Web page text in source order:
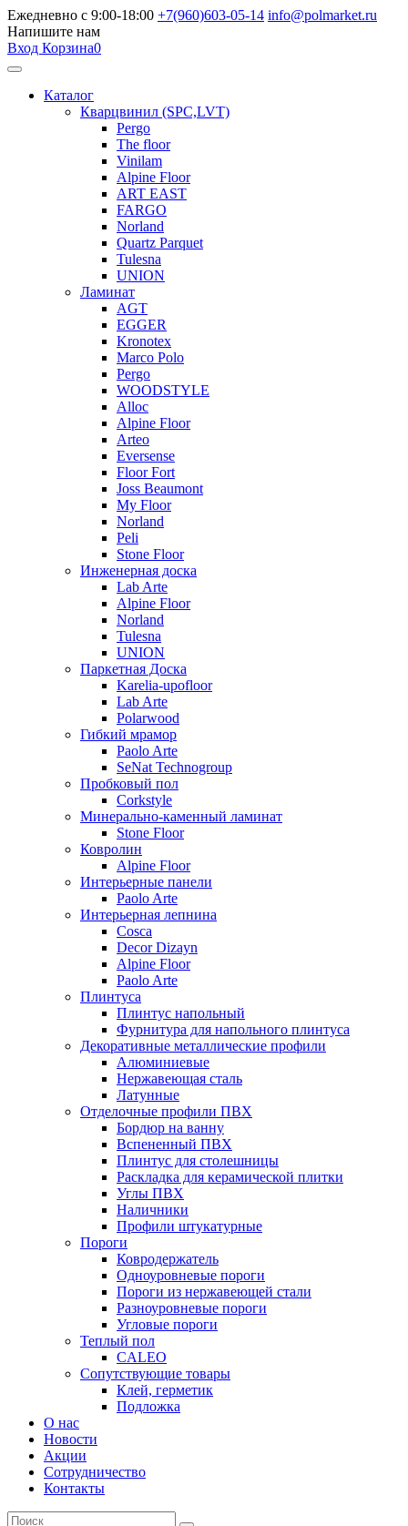
Ежедневно с 9:00-18:00 +7(960)603-05-14 info@polmarket.ru
Напишите нам
Вход Корзина0
Каталог
Кварцвинил (SPC,LVT)
Pergo
The floor
Vinilam
Alpine Floor
ART EAST
FARGO
Norland
Quartz Parquet
Tulesna
UNION
Ламинат
AGT
EGGER
Kronotex
Marco Polo
Pergo
WOODSTYLE
Alloc
Alpine Floor
Arteo
Eversense
Floor Fort
Joss Beaumont
My Floor
Norland
Peli
Stone Floor
Инженерная доска
Lab Arte
Alpine Floor
Norland
Tulesna
UNION
Паркетная Доска
Karelia-upofloor
Lab Arte
Polarwood
Гибкий мрамор
Paolo Arte
SeNat Technogroup
Пробковый пол
Corkstyle
Минерально-каменный ламинат
Stone Floor
Ковролин
Alpine Floor
Интерьерные панели
Paolo Arte
Интерьерная лепнина
Cosca
Decor Dizayn
Alpine Floor
Paolo Arte
Плинтуса
Плинтус напольный
Фурнитура для напольного плинтуса
Декоративные металлические профили
Алюминиевые
Нержавеющая сталь
Латунные
Отделочные профили ПВХ
Бордюр на ванну
Вспененный ПВХ
Плинтус для столешницы
Раскладка для керамической плитки
Углы ПВХ
Наличники
Профили штукатурные
Пороги
Ковродержатель
Одноуровневые пороги
Пороги из нержавеющей стали
Разноуровневые пороги
Угловые пороги
Теплый пол
CALEO
Сопутствующие товары
Клей, герметик
Подложка
О нас
Новости
Акции
Сотрудничество
Контакты